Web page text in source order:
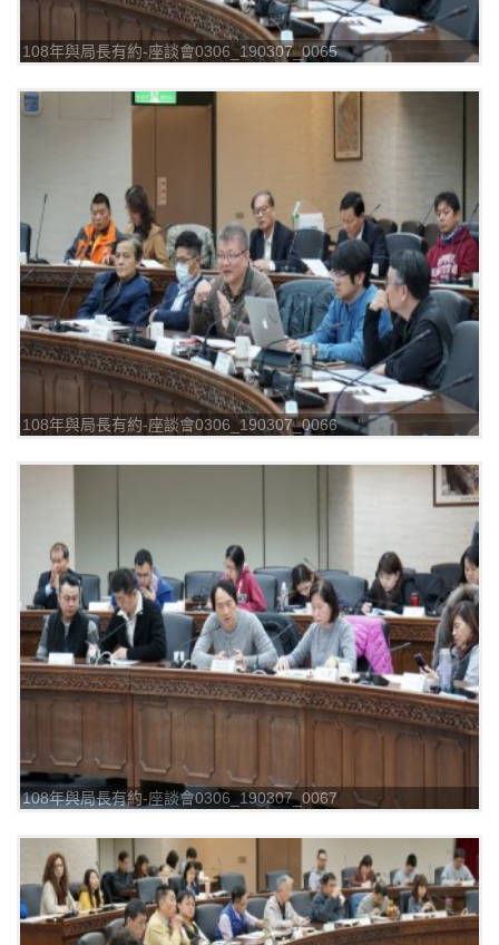
108年與局長有約-座談會0306_190307_0065
108年與局長有約-座談會0306_190307_0066
108年與局長有約-座談會0306_190307_0067